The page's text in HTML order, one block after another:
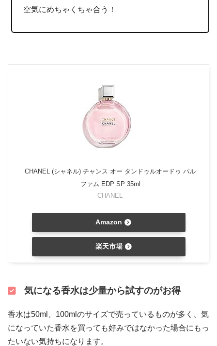
空気にめちゃくちゃ合う！
CHANEL (シャネル) チャンス オー タンドゥルオードゥ パル
ファム EDP SP 35ml
CHANEL
Amazon
楽天市場
気になる香水は少量から試すのがお得
香水は50ml、100mlのサイズで売っているものが多く、気
になっていた香水を買っても好みではなかった場合にもっ
たいない気持ちになります。